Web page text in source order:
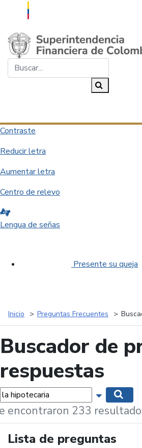
Saltar al contenido principal
Contraste
Reducir letra
Aumentar letra
Centro de relevo
Lengua de señas
Presente su queja
Inicio Preguntas Frecuentes
Buscador de
respuestas
Mostrar
encontraron 233
Lista de preguntas